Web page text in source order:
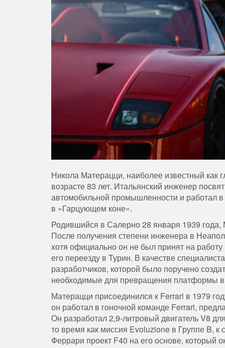
Никола Матерацци, наиболее известный как
возрасте 83 лет. Итальянский инженер
автомобильной промышленности и работал
в «Гарцующем коне».
Родившийся в Салерно 28 января 1939 года,
После получения степени инженера в
хотя официально он не был принят на работу
его переезду в Турин. В качестве
разработчиков, которой было поручено
необходимые для превращения платформы
Матерацци присоединился к Ferrari в 1979
он работал в гоночной команде Ferrari,
Он разработал 2,9-литровый двигатель V8
то время как миссия Evoluzione в Группе B,
Феррари проект F40 на его основе, который